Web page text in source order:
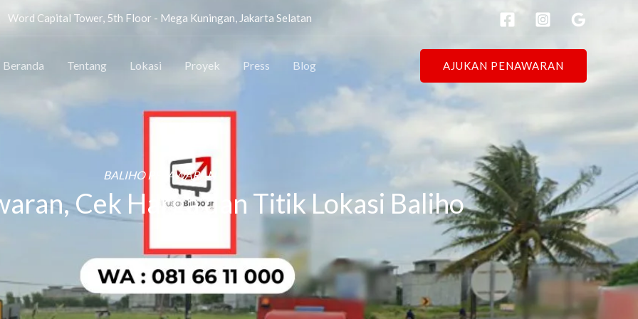
Word Capital Tower, 5th Floor - Mega Kuningan, Jakarta Selatan
Beranda Tentang Lokasi Proyek Press Blog AJUKAN PENAWARAN
BALIHO PESAWARAN
Cek Harga dan Titik Lokasi Baliho